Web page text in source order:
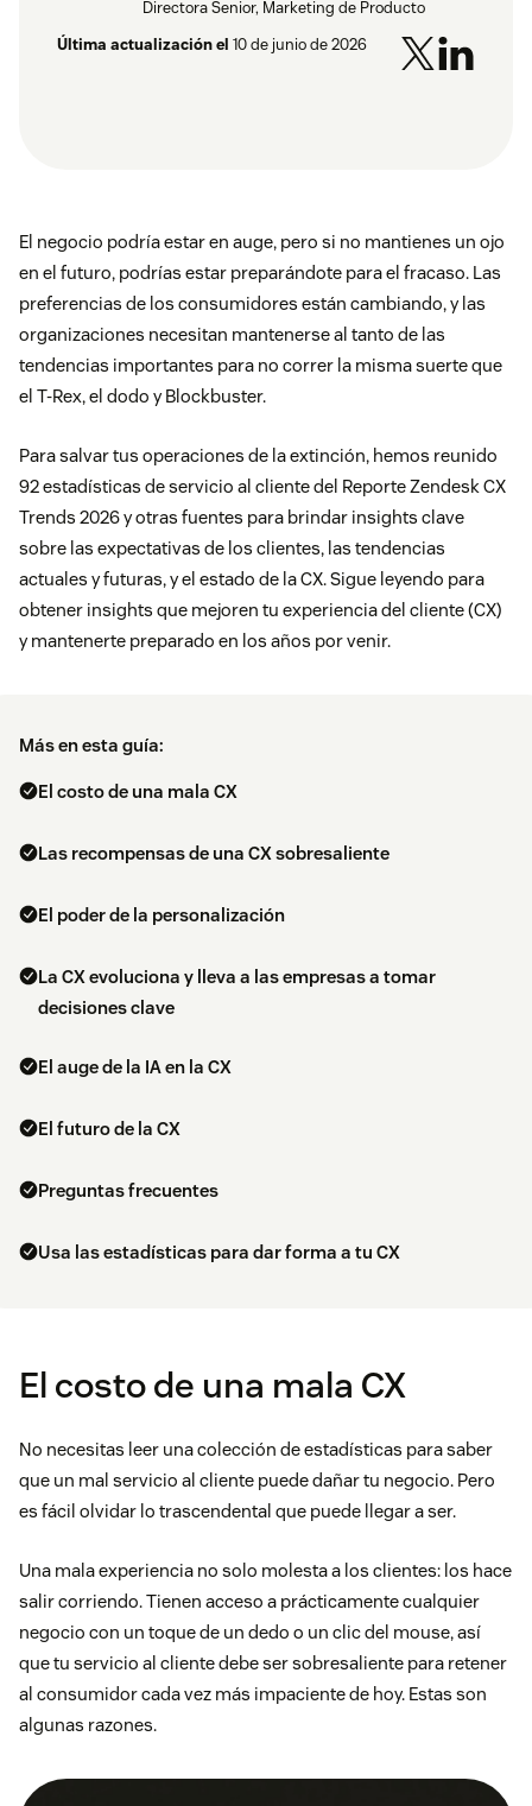
Directora Senior, Marketing de Producto
Última actualización el 10 de junio de 2026
El negocio podría estar en auge, pero si no mantienes un ojo
en el futuro, podrías estar preparándote para el fracaso. Las
preferencias de los consumidores están cambiando, y las
organizaciones necesitan mantenerse al tanto de las
tendencias importantes para no correr la misma suerte que
el T-Rex, el dodo y Blockbuster.
Para salvar tus operaciones de la extinción, hemos reunido
92 estadísticas de servicio al cliente del Reporte Zendesk CX
Trends 2026 y otras fuentes para brindar insights clave
sobre las expectativas de los clientes, las tendencias
actuales y futuras, y el estado de la CX. Sigue leyendo para
obtener insights que mejoren tu experiencia del cliente (CX)
y mantenerte preparado en los años por venir.
Más en esta guía:
El costo de una mala CX
Las recompensas de una CX sobresaliente
El poder de la personalización
La CX evoluciona y lleva a las empresas a tomar
decisiones clave
El auge de la IA en la CX
El futuro de la CX
Preguntas frecuentes
Usa las estadísticas para dar forma a tu CX
El costo de una mala CX
No necesitas leer una colección de estadísticas para saber
que un mal servicio al cliente puede dañar tu negocio. Pero
es fácil olvidar lo trascendental que puede llegar a ser.
Una mala experiencia no solo molesta a los clientes: los hace
salir corriendo. Tienen acceso a prácticamente cualquier
negocio con un toque de un dedo o un clic del mouse, así
que tu servicio al cliente debe ser sobresaliente para retener
al consumidor cada vez más impaciente de hoy. Estas son
algunas razones.